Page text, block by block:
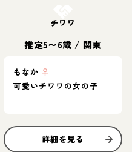
チワワ
推定5〜6歳 / 関東
もなか ♀
可愛いチワワの女の子
詳細を見る